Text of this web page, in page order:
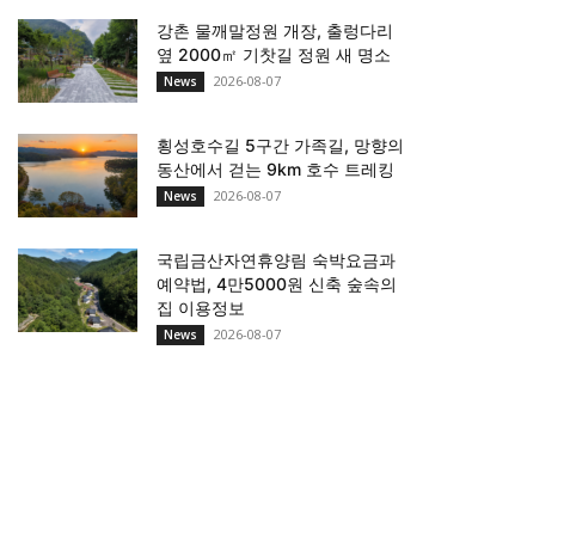
강촌 물깨말정원 개장, 출렁다리
옆 2000㎡ 기찻길 정원 새 명소
News 2026-08-07
횡성호수길 5구간 가족길, 망향의
동산에서 걷는 9km 호수 트레킹
News 2026-08-07
국립금산자연휴양림 숙박요금과
예약법, 4만5000원 신축 숲속의
집 이용정보
News 2026-08-07